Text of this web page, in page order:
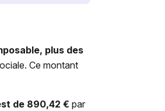
plus des
Ce montant
de 890,42 € par